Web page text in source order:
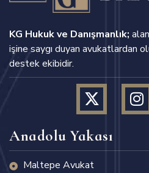
KG Hukuk ve Danışmanlık;
işine saygı duyan avukatlardan
destek ekibidir.
Anadolu Yakası
Maltepe Avukat